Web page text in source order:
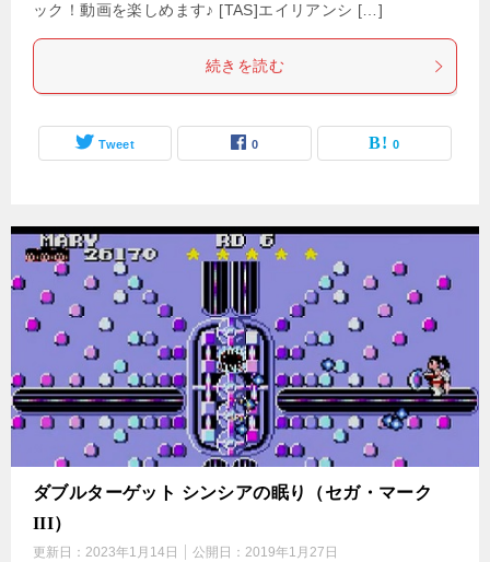
ック！動画を楽しめます♪ [TAS]エイリアンシ […]
続きを読む
Tweet 0 0
ダブルターゲット シンシアの眠り（セガ・マーク
III）
更新日： 2023年1月14日 公開日： 2019年1月27日